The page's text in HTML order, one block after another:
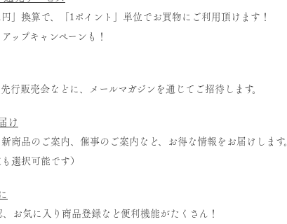
」換算で、「1ポイント」単位でお買物にご利用頂けます！
ップキャンペーンも！
行販売会などに、メールマガジンを通じてご招待します。
け
商品のご案内、催事のご案内など、お得な情報をお届けします。
選択可能です）
お気に入り商品登録など便利機能がたくさん！